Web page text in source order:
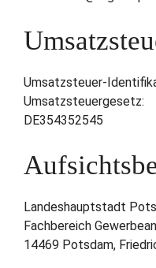
Umsatzsteuer-
Umsatzsteuergesetz:
DE354352545
Landeshauptstadt
Fachbereich
14469 Potsdam,